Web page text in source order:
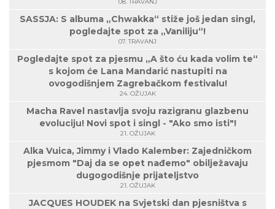
SASSJA: S albuma „Chwakka“ stiže još jedan singl,
pogledajte spot za „Vaniliju“!
07. TRAVANJ
Pogledajte spot za pjesmu „A što ću kada volim te“
s kojom će Lana Mandarić nastupiti na
ovogodišnjem Zagrebačkom festivalu!
24. OŽUJAK
Macha Ravel nastavlja svoju razigranu glazbenu
evoluciju! Novi spot i singl - "Ako smo isti"!
21. OŽUJAK
Alka Vuica, Jimmy i Vlado Kalember: Zajedničkom
pjesmom "Daj da se opet nađemo" obilježavaju
dugogodišnje prijateljstvo
21. OŽUJAK
JACQUES HOUDEK na Svjetski dan pjesništva s